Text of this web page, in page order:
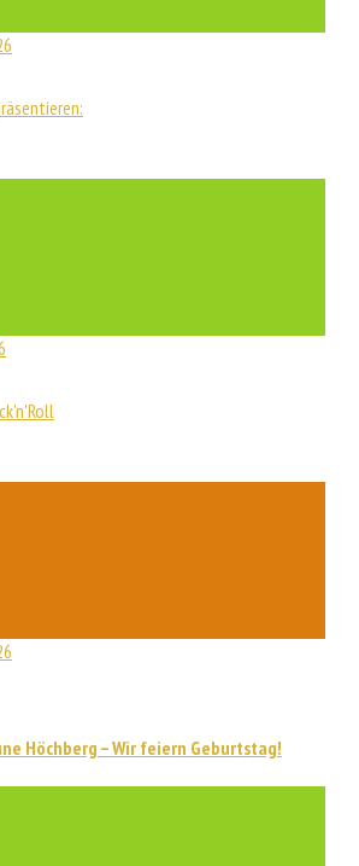
Höchberg – Wir feiern Geburtstag!